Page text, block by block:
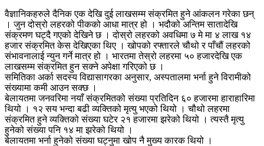
वैज्ञानिकहरुले दैनिक एक देखि दुई लाखसम्म संक्रमित हुने आंकलन गरेका छन्
। जुन दोस्रो लहरको पीकको आधा मात्र हो । भदौको अन्तिम सातादेखि
संक्रमण घट्दै गएको देखिने छ । दोस्रो लहरको अवधिमा ७ मे मा ४ लाख १४
हजार संक्रमित केस देखिएका थिए । खोपको रफ्तारले चौथो र पाँचौं लहरको
संभावनालाई न्युन गर्ने मात्र हो । भारतमा तेस्रो लहरमा ५० हजारदेखि एक
लाखसम्म संक्रमित हुन सक्ने अपेक्षा गरिएको छ ।
समितिका अर्का सदस्य विद्यासागरका अनुसार, अस्पतालमा भर्ना हुने विरामीको
संख्यामा कमी आउन सक्छ ।
बेलायतमा जनवरिमा नयाँ संक्रमितको संख्या प्रतिदिन ६० हजारमा हाराहारिमा
थियो । १२ सय भन्दा बढी व्यक्तिको मृत्यु भएको थियो । चौथो लहरमा
संक्रमित हुने व्यक्तिको संख्या घटेर २१ हजारमा झरेको थियो । त्यस्तै मृत्यु
हुनेको संख्या पनि १४ मा झरेको थियो ।
बेलायतमा भर्ना हुनेको संख्या घट्नुमा खोप नै मुख्य कारक थियो ।